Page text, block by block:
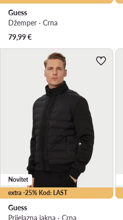
Guess
Džemper · Crna
79,99€
extra -25% Kod: LAST
Novitet
Guess
Prijelazna jakna · Crna